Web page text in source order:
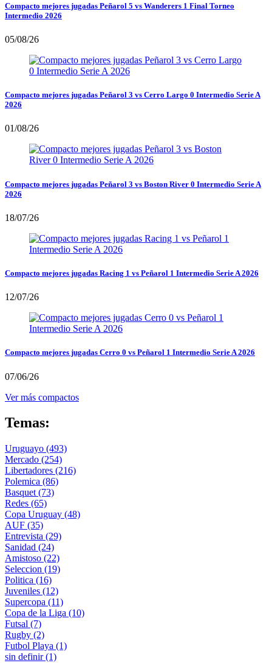
Compacto mejores jugadas Peñarol 5 vs Wanderers 1 Final Torneo
Intermedio 2026
05/08/26
Compacto mejores jugadas Peñarol 3 vs Cerro Largo 0 Intermedio Serie A
2026
01/08/26
Compacto mejores jugadas Peñarol 3 vs Boston River 0 Intermedio Serie A
2026
18/07/26
Compacto mejores jugadas Racing 1 vs Peñarol 1 Intermedio Serie A 2026
12/07/26
Compacto mejores jugadas Cerro 0 vs Peñarol 1 Intermedio Serie A 2026
07/06/26
Ver más compactos
Temas:
Uruguayo (493)
Mercado (254)
Libertadores (216)
Polemica (86)
Basquet (73)
Redes (65)
Copa Uruguay (48)
AUF (35)
Entrevista (29)
Sanidad (24)
Amistoso (22)
Seleccion (19)
Politica (16)
Juveniles (12)
Supercopa (11)
Copa de la Liga (10)
Futsal (7)
Rugby (2)
Futbol Playa (1)
sin definir(1)